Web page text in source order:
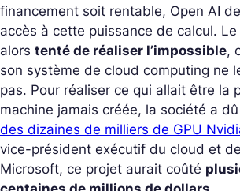
financement soit rentable, Open AI
accès à cette puissance de calcul. Le
alors tenté de réaliser l’impossible,
son système de cloud computing ne
pas. Pour réaliser ce qui allait être la
machine jamais créée, la société a
des dizaines de milliers de GPU
vice-président exécutif du cloud et de
Microsoft, ce projet aurait coûté